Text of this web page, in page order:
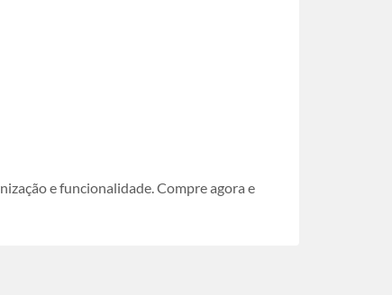
e funcionalidade. Compre agora e